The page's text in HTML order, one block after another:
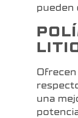
pueden
una